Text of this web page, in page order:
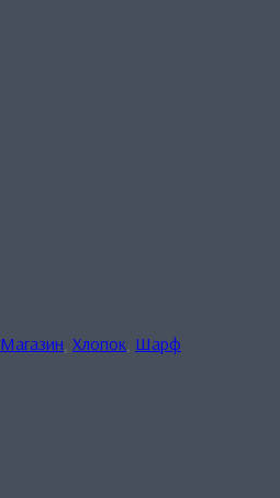
Магазин Хлопок Шарф